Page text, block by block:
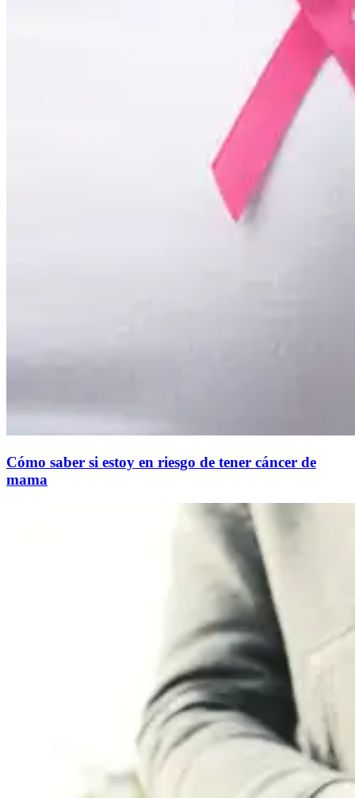
Cómo saber si estoy en riesgo de tener cáncer de
mama